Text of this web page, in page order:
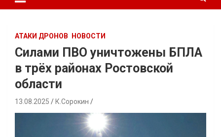
АТАКИ ДРОНОВ НОВОСТИ
Силами ПВО уничтожены БПЛА
в трёх районах Ростовской
области
13.08.2025 К.Сорокин